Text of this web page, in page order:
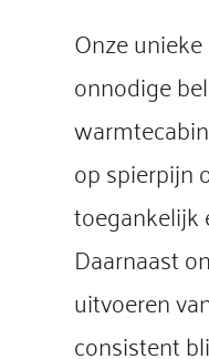
Onze
onnodige
op spierpijn
toegankelijk
Daarnaast
uitvoeren
consistent